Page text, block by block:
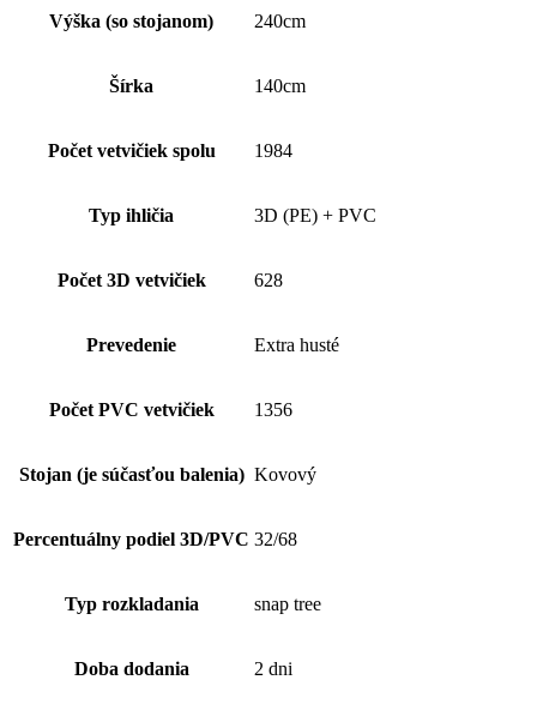
Výška (so stojanom) 240cm
Šírka 140cm
Počet vetvičiek spolu 1984
Typ ihličia 3D (PE) + PVC
Počet 3D vetvičiek 628
Prevedenie Extra husté
Počet PVC vetvičiek 1356
Stojan (je súčasťou balenia) Kovový
Percentuálny podiel 3D/PVC 32/68
Typ rozkladania snap tree
Doba dodania 2 dni